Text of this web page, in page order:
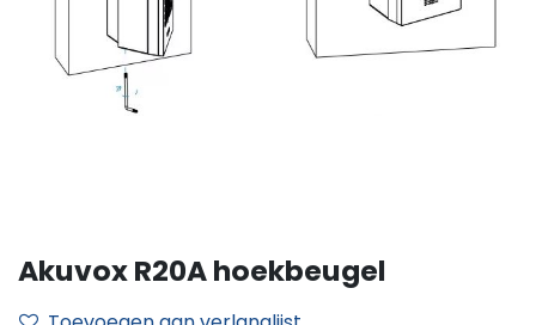
Akuvox R20A hoekbeugel